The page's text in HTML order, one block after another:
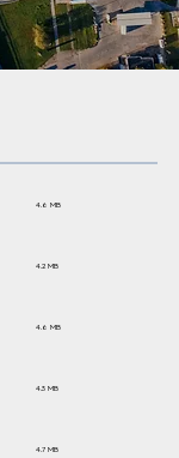
4.6 MB
4.2 MB
4.6 MB
4.3 MB
4.7 MB